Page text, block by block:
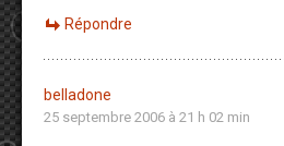
Répondre
belladone
25 septembre 2006 à 21 h 02 min